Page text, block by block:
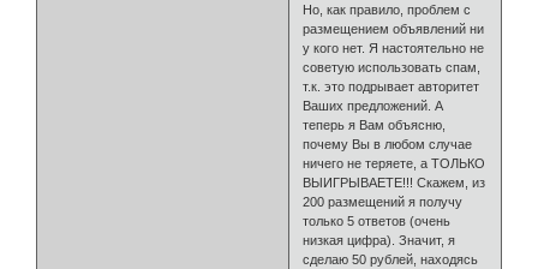
Но, как правило, проблем с
размещением объявлений ни
у кого нет. Я настоятельно не
советую использовать спам,
т.к. это подрывает авторитет
Ваших предложений. А
теперь я Вам объясню,
почему Вы в лю­бом случае
ничего не теряете, а ТОЛЬКО
ВЫИГРЫВАЕТЕ!!! Скажем, из
200 размещений я получу
только 5 ответов (очень
низкая цифра). Значит, я
сделаю 50 рублей, находясь